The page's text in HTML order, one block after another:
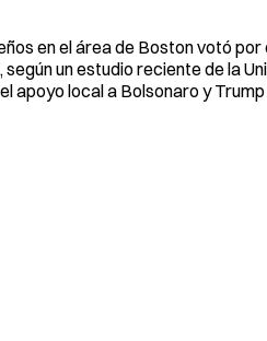
en el área de Boston votó
un estudio reciente de la
apoyo local a Bolsonaro y